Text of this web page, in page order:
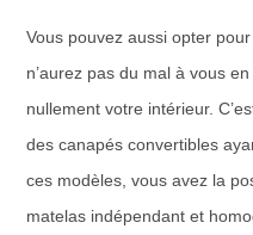
Vous pouvez aussi opter
n’aurez pas du mal à vous
nullement votre intérieur.
des canapés convertibles
ces modèles, vous avez la
matelas indépendant et